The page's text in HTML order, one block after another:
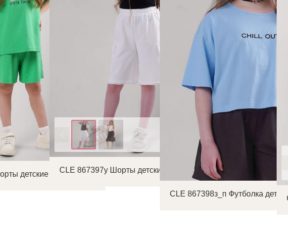
детские для девочкиCLE 867397у Шорты детские для девочки
CLE 867398з_п Футболка